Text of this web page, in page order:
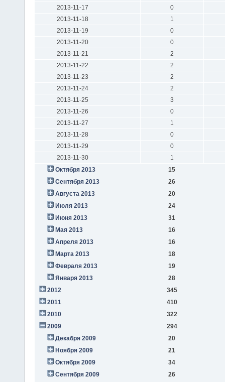
2013-11-17
0
2013-11-18
1
2013-11-19
0
2013-11-20
0
2013-11-21
2
2013-11-22
2
2013-11-23
2
2013-11-24
2
2013-11-25
3
2013-11-26
0
2013-11-27
1
2013-11-28
0
2013-11-29
0
2013-11-30
1
Октября 2013
15
Сентября 2013
26
Августа 2013
20
Июля 2013
24
Июня 2013
31
Мая 2013
16
Апреля 2013
16
Марта 2013
18
Февраля 2013
19
Января 2013
28
2012
345
2011
410
2010
322
2009
294
Декабря 2009
20
Ноября 2009
21
Октября 2009
34
Сентября 2009
26